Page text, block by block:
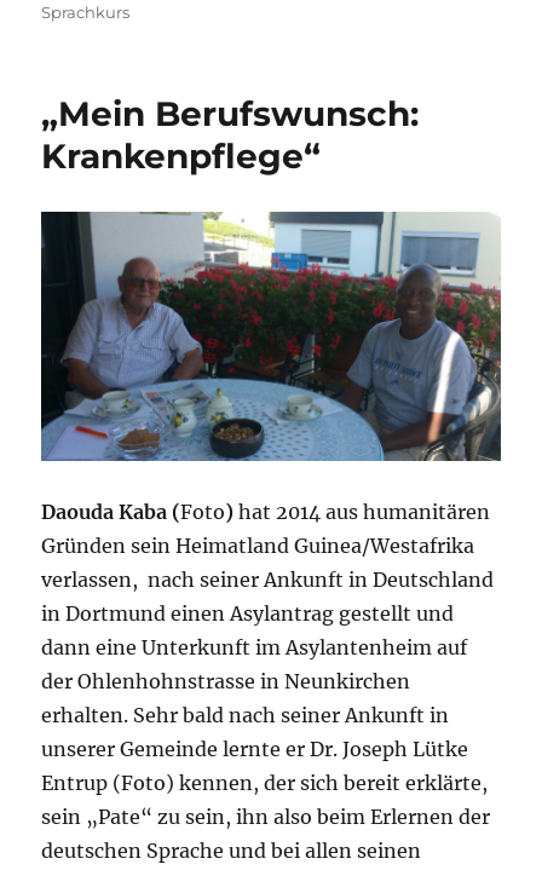
am
Sprachkurs
„Mein Berufswunsch:
Krankenpflege“
Daouda Kaba (Foto)hat 2014 aus humanitären
Gründen sein Heimatland Guinea/Westafrika
verlassen, nach seiner Ankunft in Deutschland
in Dortmund einen Asylantrag gestellt und
dann eine Unterkunft im Asylantenheim auf
der Ohlenhohnstrasse in Neunkirchen
erhalten. Sehr bald nach seiner Ankunft in
unserer Gemeinde lernte er Dr. Joseph Lütke
Entrup (Foto) kennen, der sich bereit erklärte,
sein „Pate“ zu sein, ihn also beim Erlernen der
deutschen Sprache und bei allen seinen